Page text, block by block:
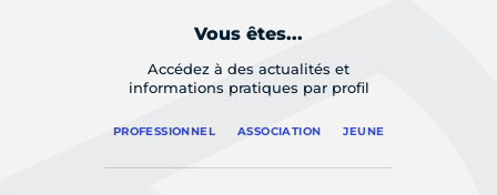
Vous êtes...
Accédez à des actualités et
informations pratiques par profil
PROFESSIONNEL ASSOCIATION JEUNE